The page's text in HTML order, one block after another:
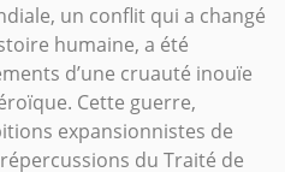
un conflit qui a changé
humaine, a été
d’une cruauté inouïe
Cette guerre,
expansionnistes de
du Traité de